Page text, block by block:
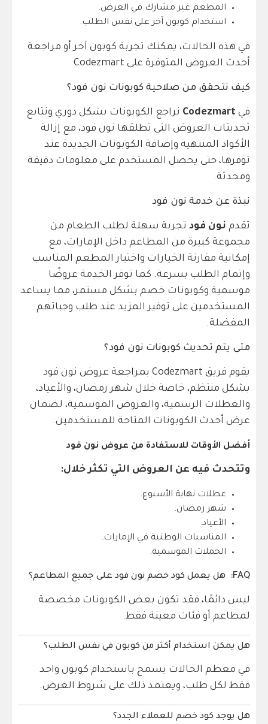
المطعم غير مشارك في العرض.
استخدام كوبون آخر على نفس الطلب.
في هذه الحالات، يمكنك تجربة كوبون آخر أو مراجعة
أحدث العروض المتوفرة على Codezmart.
كيف نتحقق من صلاحية كوبونات نون فود؟
في Codezmart نراجع الكوبونات بشكل دوري ونتابع
تحديثات العروض التي تطلقها نون فود، مع إزالة
الأكواد المنتهية وإضافة الكوبونات الجديدة عند
توفرها، حتى يحصل المستخدم على معلومات دقيقة
ومحدثة.
نبذة عن خدمة نون فود
تقدم نون فود تجربة سهلة لطلب الطعام من
مجموعة كبيرة من المطاعم داخل الإمارات، مع
إمكانية مقارنة الخيارات واختيار المطعم المناسب
وإتمام الطلب بسرعة. كما توفر الخدمة عروضًا
موسمية وكوبونات خصم بشكل مستمر، مما يساعد
المستخدمين على توفير المزيد عند طلب وجباتهم
المفضلة.
متى يتم تحديث كوبونات نون فود؟
يقوم فريق Codezmart بمراجعة عروض نون فود
بشكل منتظم، خاصة خلال شهر رمضان، والأعياد،
والعطلات الرسمية، والعروض الموسمية، لضمان
عرض أحدث الكوبونات المتاحة للمستخدمين.
أفضل الأوقات للاستفادة من عروض نون فود
وتتحدث فيه عن العروض التي تكثر خلال:
عطلات نهاية الأسبوع.
شهر رمضان.
الأعياد.
المناسبات الوطنية في الإمارات.
الحملات الموسمية.
FAQ: هل يعمل كود خصم نون فود على جميع المطاعم؟
ليس دائمًا، فقد تكون بعض الكوبونات مخصصة
لمطاعم أو فئات معينة فقط.
هل يمكن استخدام أكثر من كوبون في نفس الطلب؟
في معظم الحالات يسمح باستخدام كوبون واحد
فقط لكل طلب، ويعتمد ذلك على شروط العرض.
هل يوجد كود خصم للعملاء الجدد؟